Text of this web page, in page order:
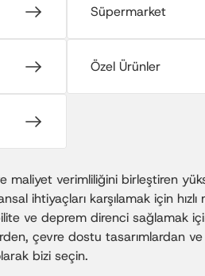
Süpermarket
Özel Ürünler
maliyet verimliliğini birleştiren
ihtiyaçları karşılamak için
ve deprem direnci sağlamak
çevre dostu tasarımlardan
bizi seçin.